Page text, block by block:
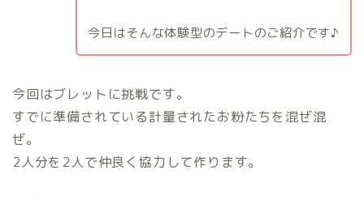
今日はそんな体験型のデートのご紹介です♪
今回はブレットに挑戦です。
すでに準備されている計量されたお粉たちを混ぜ混
ぜ。
2人分を2人で仲良く協力して作ります。